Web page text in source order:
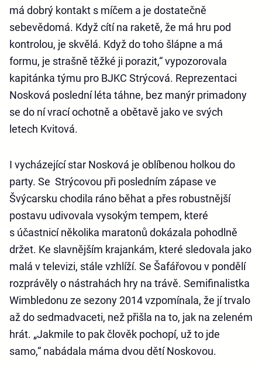
má dobrý kontakt s míčem a je dostatečně
sebevědomá. Když cítí na raketě, že má hru pod
kontrolou, je skvělá. Když do toho šlápne a má
formu, je strašně těžké ji porazit,“ vypozorovala
kapitánka týmu pro BJKC Strýcová. Reprezentaci
Nosková poslední léta táhne, bez manýr primadony
se do ní vrací ochotně a obětavě jako ve svých
letech Kvitová.
I vycházející star Nosková je oblíbenou holkou do
party. Se Strýcovou při posledním zápase ve
Švýcarsku chodila ráno běhat a přes robustnější
postavu udivovala vysokým tempem, které
s účastnicí několika maratonů dokázala pohodlně
držet. Ke slavnějším krajankám, které sledovala jako
malá v televizi, stále vzhlíží. Se Šafářovou v pondělí
rozprávěly o nástrahách hry na trávě. Semifinalistka
Wimbledonu ze sezony 2014 vzpomínala, že jí trvalo
až do sedmadvaceti, než přišla na to, jak na zeleném
hrát. „Jakmile to pak člověk pochopí, už to jde
samo,“ nabádala máma dvou dětí Noskovou.